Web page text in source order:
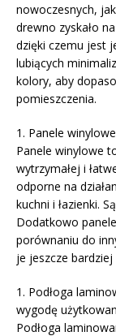
nowoczesnych,
drewno zyskało
dzięki czemu jest
lubiących
kolory, aby
pomieszczenia.
1. Panele
Panele winylowe
wytrzymałej i
odporne na
kuchni i łazienki.
Dodatkowo
porównaniu do
je jeszcze
1. Podłoga
wygodę
Podłoga